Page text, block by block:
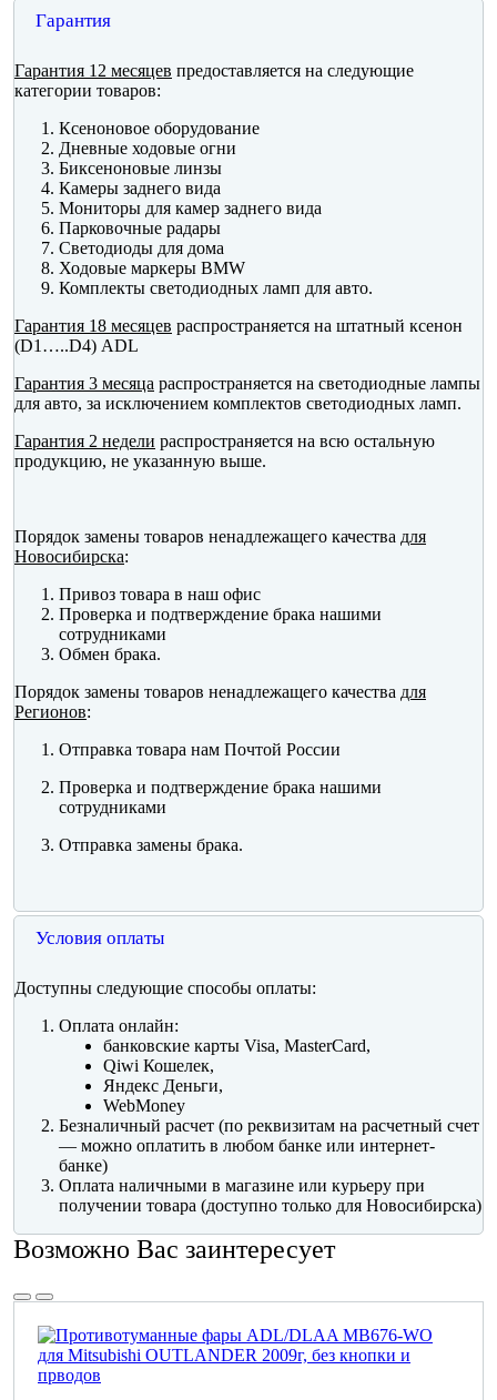
Гарантия
Гарантия 12 месяцев предоставляется на следующие
категории товаров:
Ксеноновое оборудование
Дневные ходовые огни
Биксеноновые линзы
Камеры заднего вида
Мониторы для камер заднего вида
Парковочные радары
Светодиоды для дома
Ходовые маркеры BMW
Комплекты светодиодных ламп для авто.
Гарантия 18 месяцев распространяется на штатный ксенон
(D1…..D4) ADL
Гарантия 3 месяца распространяется на светодиодные лампы
для авто, за исключением комплектов светодиодных ламп.
Гарантия 2 недели распространяется на всю остальную
продукцию, не указанную выше.
Порядок замены товаров ненадлежащего качества для
Новосибирска:
Привоз товара в наш офис
Проверка и подтверждение брака нашими
сотрудниками
Обмен брака.
Порядок замены товаров ненадлежащего качества для
Регионов:
Отправка товара нам Почтой России
Проверка и подтверждение брака нашими
сотрудниками
Отправка замены брака.
Условия оплаты
Доступны следующие способы оплаты:
Оплата онлайн:
банковские карты Visa, MasterCard,
Qiwi Кошелек,
Яндекс Деньги,
WebMoney
Безналичный расчет (по реквизитам на расчетный счет
— можно оплатить в любом банке или интернет-
банке)
Оплата наличными в магазине или курьеру при
получении товара (доступно только для Новосибирска)
Возможно Вас заинтересует